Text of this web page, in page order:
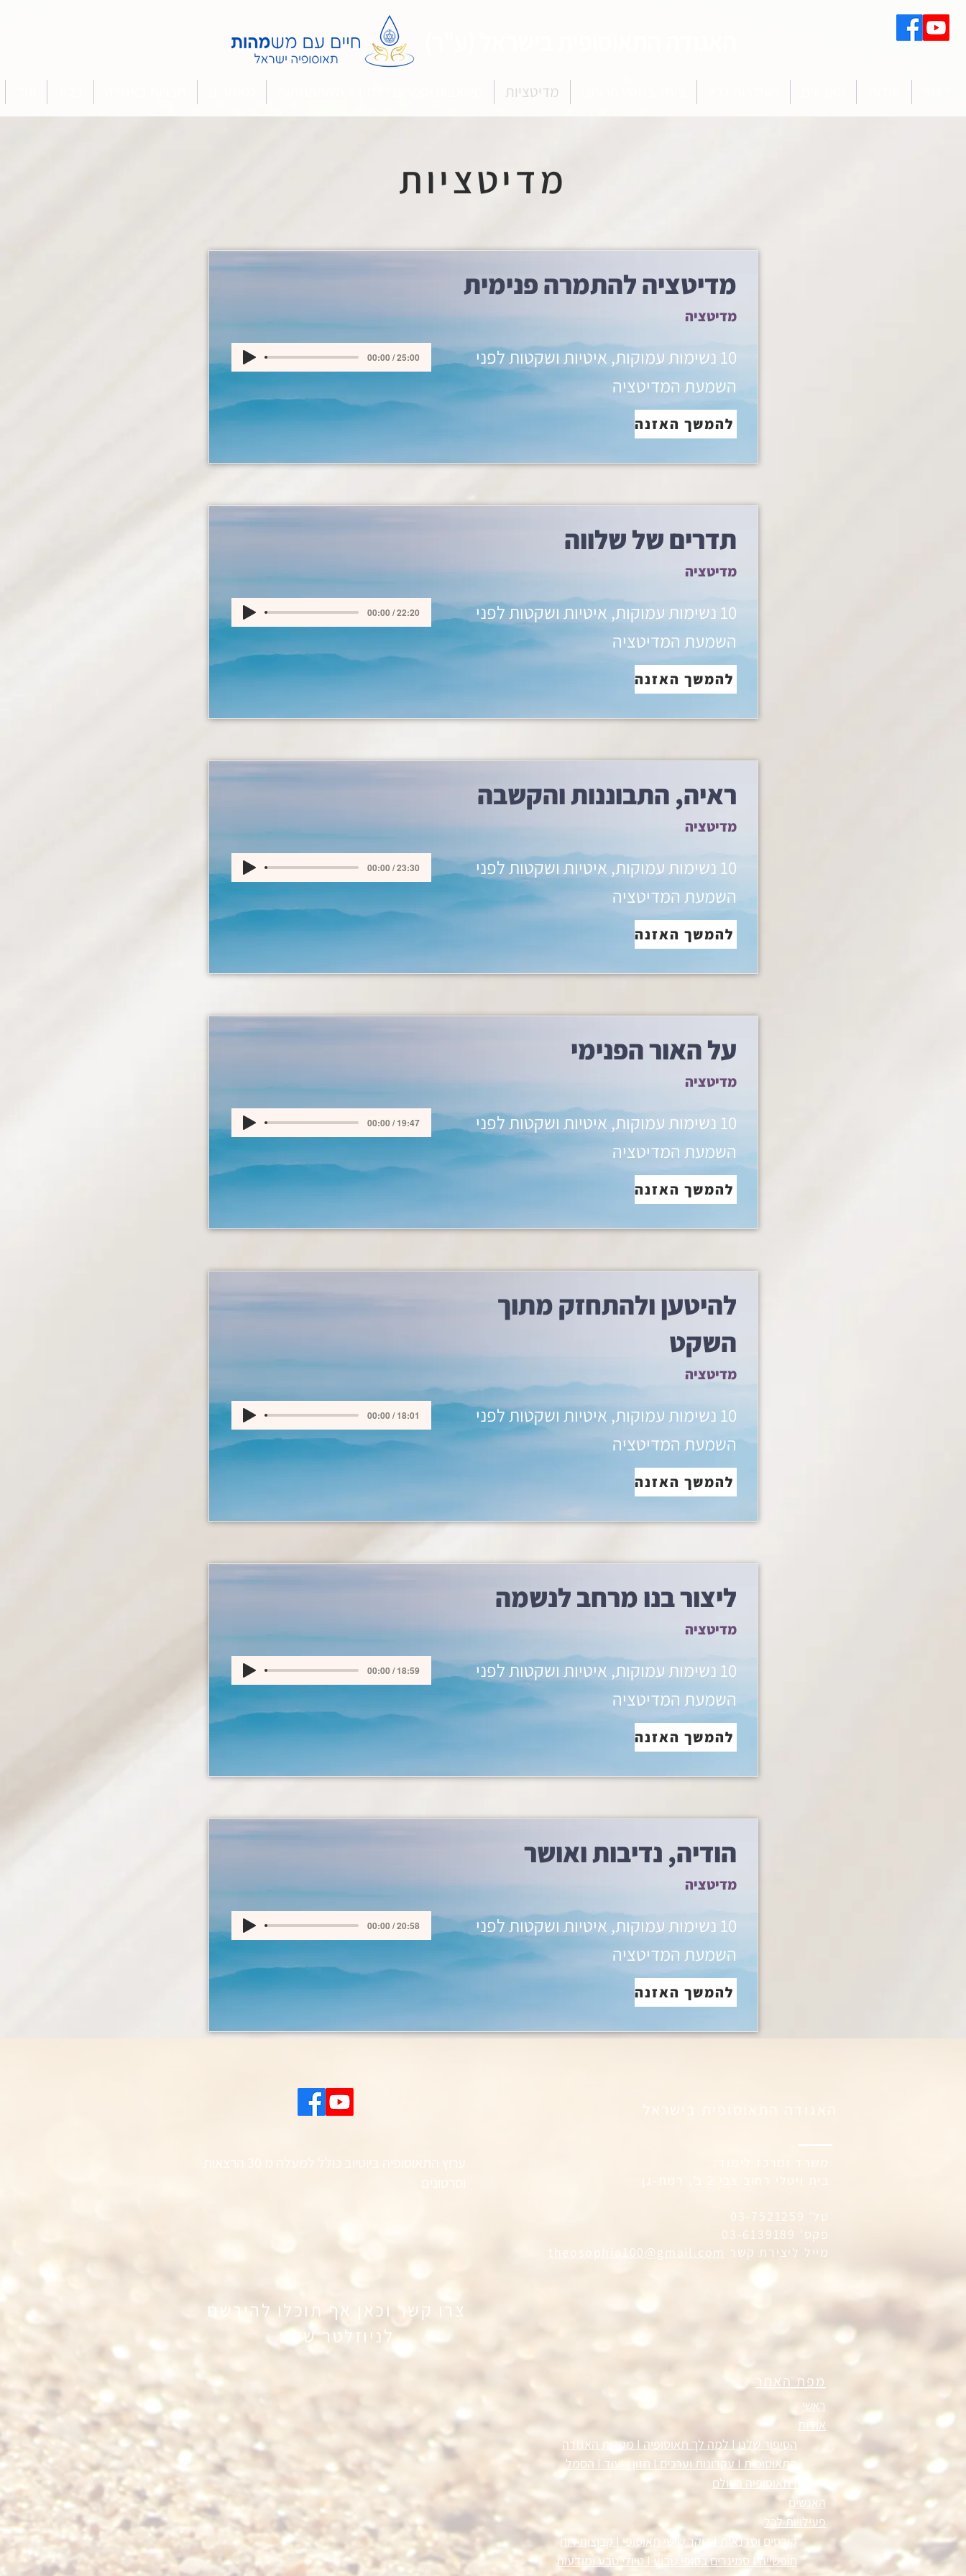
מדיטציות
מדיטציות
מדיטציה להתמרה פנימית
מדיטציה
00:00 / 25:00
10 נשימות עמוקות, איטיות ושקטות לפני
השמעת המדיטציה
להמשך האזנה
תדרים של שלווה
מדיטציה
00:00 / 22:20
10 נשימות עמוקות, איטיות ושקטות לפני
השמעת המדיטציה
להמשך האזנה
ראיה, התבוננות והקשבה
מדיטציה
00:00 / 23:30
10 נשימות עמוקות, איטיות ושקטות לפני
השמעת המדיטציה
להמשך האזנה
על האור הפנימי
מדיטציה
00:00 / 19:47
10 נשימות עמוקות, איטיות ושקטות לפני
השמעת המדיטציה
להמשך האזנה
להיטען ולהתחזק מתוך
השקט
מדיטציה
00:00 / 18:01
10 נשימות עמוקות, איטיות ושקטות לפני
השמעת המדיטציה
להמשך האזנה
ליצור בנו מרחב לנשמה
מדיטציה
00:00 / 18:59
10 נשימות עמוקות, איטיות ושקטות לפני
השמעת המדיטציה
להמשך האזנה
הודיה, נדיבות ואושר
מדיטציה
00:00 / 20:58
10 נשימות עמוקות, איטיות ושקטות לפני
השמעת המדיטציה
להמשך האזנה
האגודה התאוסופית בישראל
ערוץ התאוסופיה ביוטיוב כולל למעלה מ 30 הרצאות
וסרטונים
משרד ומרכז לימוד:
בית ויטלי רחוב צבי 2 ב', רמת-גן
טל' 03-7521259
פקס' 03-6139189
מייל ליצירת קשר theosophia100@gmail.com
צרו קשר וכאן אף תוכלו להירשם
לניוזלטר שלנו
מפת האתר
ראשי
אודות
הסיפור שלנו I
למה לך תאוסופיה I
מטרות האגודה
התאוסופית I
עקרונות וערכים חזון וייעוד
הסמל
I תאוסופיה בעולם
האנשים
פעילויות לכל
קורסים וסדנאות
בוקר שישי תאוסופי
קבוצות רוח
חופשייהI סמינרים בסופי שבוע
טיולי טבע ומודעות